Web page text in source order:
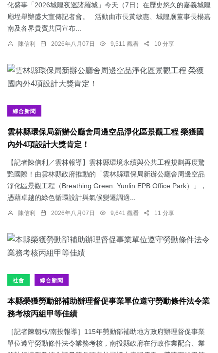
化盛事「2026城隍夜巡諸羅城」今天（7日）在歷史悠久的嘉義城隍
廟埕舉辦盛大宣傳記者會。 活動由市長黃敏惠、城隍廟董事長楊嘉
南及各界貴賓共同宣布...
陳信利 2026年八月07日 9,511 觀看 10 分享
綜合新聞
雲林縣環保局新辦公廳舍周邊空品淨化區景觀工程 榮獲國
內外4項設計大獎肯定！
【記者陳信利／雲林報導】雲林縣環境永續與公共工程規劃再度驚
艷國際！由雲林縣政府推動的「雲林縣環保局新辦公廳舍周邊空品
淨化區景觀工程（Breathing Green: Yunlin EPB Office Park）」，
憑藉卓越的綠色循環設計與氣候變遷調適...
陳信利 2026年八月07日 9,641 觀看 11 分享
社會 綜合新聞
本縣榮獲勞動部補助辦理督促事業單位遵守勞動條件法令業
務考核丙組甲等佳績
［記者陳朝枝/南投報導］115年勞動部補助地方政府辦理督促事業
單位遵守勞動條件法令業務考核，南投縣政府在行政作業配合、業